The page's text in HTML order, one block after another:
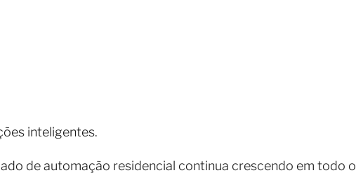
inteligentes.
de automação residencial continua crescendo em todo o